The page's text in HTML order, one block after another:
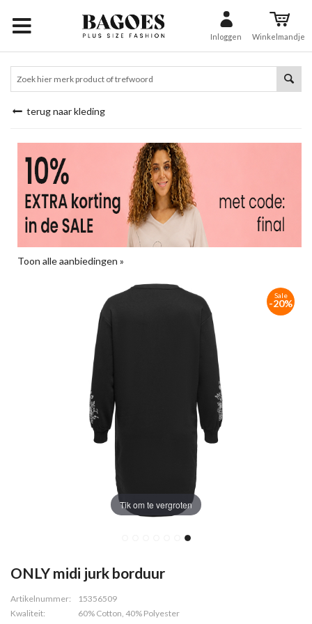
Inloggen Winkelmandje
terug naar kleding
Toon alle aanbiedingen »
Tik om te vergroten
Sale
-20%
ONLY midi jurk borduur
Artikelnummer:
15356509
Kwaliteit:
60% Cotton, 40% Polyester